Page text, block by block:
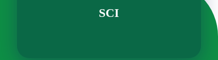
SCI